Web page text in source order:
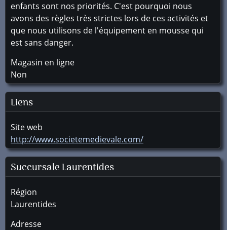
enfants sont nos priorités. C'est pourquoi nous
avons des règles très strictes lors de ces activités et
que nous utilisons de l'équipement en mousse qui
est sans danger.
Magasin en ligne
Non
Liens
Site web
http://www.societemedievale.com/
SuccursaleLaurentides
Région
Laurentides
Adresse